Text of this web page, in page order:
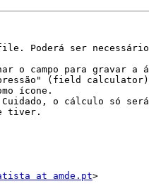
Poderá ser necessário
o campo para gravar a
(field
ícone.
o cálculo só será
tiver.
at amde.pt>